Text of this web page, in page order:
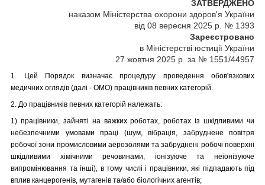
ЗАТВЕРДЖЕНО
наказом Міністерства охорони здоров'я України
від 08 вересня 2025 р. № 1393
Зареєстровано
в Міністерстві юстиції України
27 жовтня 2025 р. за № 1551/44957
1. Цей Порядок визначає процедуру проведення обов'язкових
медичних оглядів (далі - ОМО) працівників певних категорій.
2. До працівників певних категорій належать:
1) працівники, зайняті на важких роботах, роботах із шкідливими чи
небезпечними умовами праці (шум, вібрація, забруднене повітря
робочої зони промисловими аерозолями та забруднені робочі поверхні
шкідливими хімічними речовинами, іонізуюче та неіонізуюче
випромінювання та інші), в тому числі і працівники, які підпадають під
вплив канцерогенів, мутагенів та/або біологічних агентів;